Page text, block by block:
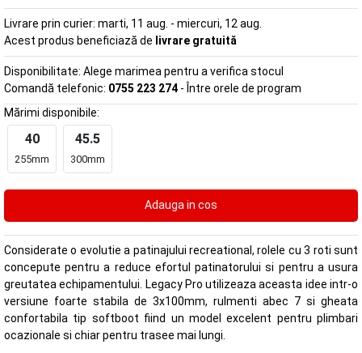
Livrare prin curier: marti, 11 aug. - miercuri, 12 aug.
Acest produs beneficiază de livrare gratuită
Disponibilitate: Alege marimea pentru a verifica stocul
Comandă telefonic: 0755 223 274 - Între orele de program
Mărimi disponibile:
40
255mm
45.5
300mm
Considerate o evolutie a patinajului recreational, rolele cu 3 roti sunt
concepute pentru a reduce efortul patinatorului si pentru a usura
greutatea echipamentului. Legacy Pro utilizeaza aceasta idee intr-o
versiune foarte stabila de 3x100mm, rulmenti abec 7 si gheata
confortabila tip softboot fiind un model excelent pentru plimbari
ocazionale si chiar pentru trasee mai lungi.